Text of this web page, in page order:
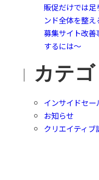
販促だけでは
ンド全体を整え
募集サイト改
するには〜
カテ
インサイドセー
お知らせ
クリエイティブ